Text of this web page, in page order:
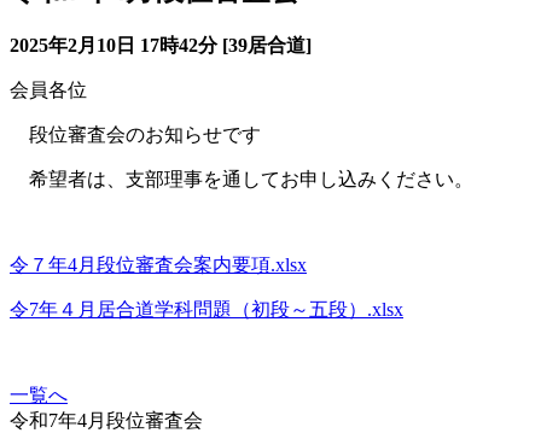
2025年2月10日 17時42分 [39居合道]
会員各位
段位審査会のお知らせです
希望者は、支部理事を通してお申し込みください。
令７年4月段位審査会案内要項.xlsx
令7年４月居合道学科問題（初段～五段）.xlsx
一覧へ
令和7年4月段位審査会